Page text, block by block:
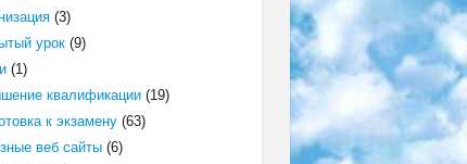
(3)
урок(9)
(1)
квалификации(19)
к экзамену(63)
веб сайты(6)